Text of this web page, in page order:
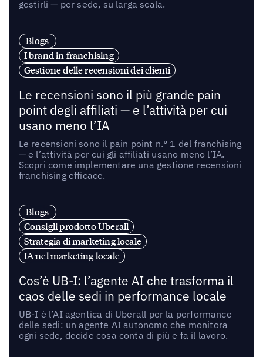
gestirli — per sede, su larga scala.
Blogs
I brand in franchising
Gestione delle recensioni dei clienti
Le recensioni sono il più grande pain
point degli affiliati — e l’attività per cui
usano meno l’IA
Le recensioni sono il pain point n.° 1 del franchising
— e l’attività per cui gli affiliati usano meno l’IA.
Scopri come implementare una gestione recensioni
franchising efficace.
Blogs
Consigli prodotto Uberall
Strategia di marketing locale
IA nel marketing locale
Cos’è UB-I: l’agente AI che trasforma il
caos delle sedi in performance locale
UB-I è l’AI agentica di Uberall per la performance
delle sedi: un agente AI autonomo che monitora
ogni sede, decide cosa conta di più e fa il lavoro.